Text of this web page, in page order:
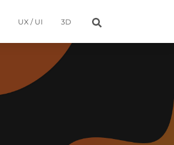
UX / UI 3D